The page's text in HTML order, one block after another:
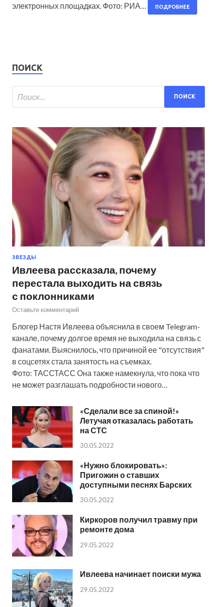
электронных площадках. Фото: РИА…
ПОДРОБНЕЕ
ПОИСК
ЗВЕЗДЫ
Ивлеева рассказала, почему
перестала выходить на связь
с поклонниками
Оставьте комментарий
Блогер Настя Ивлеева объяснила в своем Telegram-
канале, почему долгое время не выходила на связь с
фанатами. Выяснилось, что причиной ее "отсутствия"
в соцсетях стала занятость на съемках.
Фото: ТАССТАСС Она также намекнула, что пока что
не может разглашать подробности нового…
«Сделали все за спиной!»
Летучая отказалась работать
на СТС
30.05.2022
«Нужно блокировать»:
Пригожин о ставших
доступными песнях Барских
30.05.2022
Киркоров получил травму при
ремонте дома
29.05.2022
Ивлеева начинает поиски мужа
29.05.2022